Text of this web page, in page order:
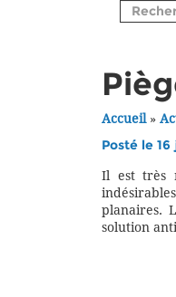
Accueil»
Posté le
Il est très
planaires.
solution